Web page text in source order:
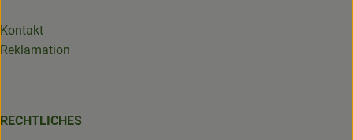
Kontakt
Reklamation
RECHTLICHES